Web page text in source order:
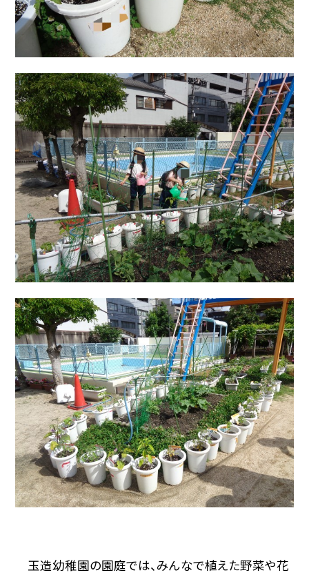
玉造幼稚園の園庭では、みんなで植えた野菜や花